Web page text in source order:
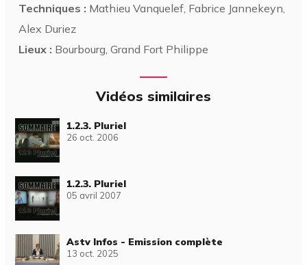
Techniques : Mathieu Vanquelef, Fabrice Jannekeyn,
Alex Duriez
Lieux : Bourbourg, Grand Fort Philippe
Vidéos similaires
1.2.3. Pluriel
26 oct. 2006
1.2.3. Pluriel
05 avril 2007
Astv Infos - Emission complète
13 oct. 2025